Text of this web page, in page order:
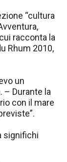
“cultura
racconta la
Rhum 2010,
un
– Durante la
con il mare
significhi